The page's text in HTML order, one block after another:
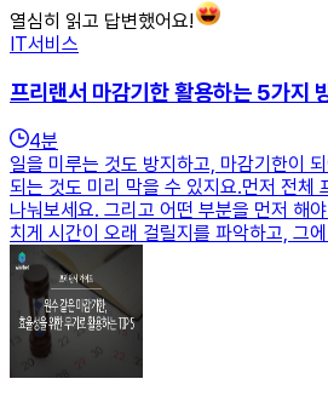
열심히 읽고 답변했어요!
IT서비스
프리랜서 마감기한 활용하는 5가지
4분
일을 미루는 것도 방지하고, 마감기한이
되는 것도 미리 막을 수 있지요.먼저 전체
나눠보세요. 그리고 어떤 부분을 먼저 해
치게 시간이 오래 걸릴지를 파악하고, 그에